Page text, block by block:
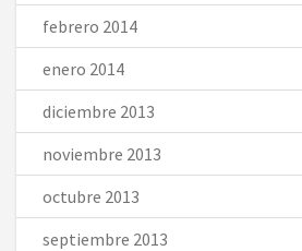
febrero 2014
enero 2014
diciembre 2013
noviembre 2013
octubre 2013
septiembre 2013